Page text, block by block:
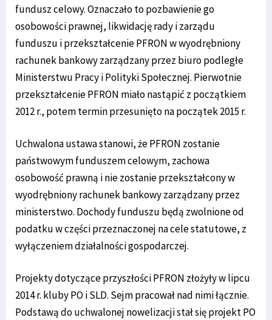
fundusz celowy. Oznaczało to pozbawienie go
osobowości prawnej, likwidację rady i zarządu
funduszu i przekształcenie PFRON w wyodrębniony
rachunek bankowy zarządzany przez biuro podległe
Ministerstwu Pracy i Polityki Społecznej. Pierwotnie
przekształcenie PFRON miało nastąpić z początkiem
2012 r., potem termin przesunięto na początek 2015 r.
Uchwalona ustawa stanowi, że PFRON zostanie
państwowym funduszem celowym, zachowa
osobowość prawną i nie zostanie przekształcony w
wyodrębniony rachunek bankowy zarządzany przez
ministerstwo. Dochody funduszu będą zwolnione od
podatku w części przeznaczonej na cele statutowe, z
wyłączeniem działalności gospodarczej.
Projekty dotyczące przyszłości PFRON złożyły w lipcu
2014 r. kluby PO i SLD. Sejm pracował nad nimi łącznie.
Podstawą do uchwalonej nowelizacji stał się projekt PO